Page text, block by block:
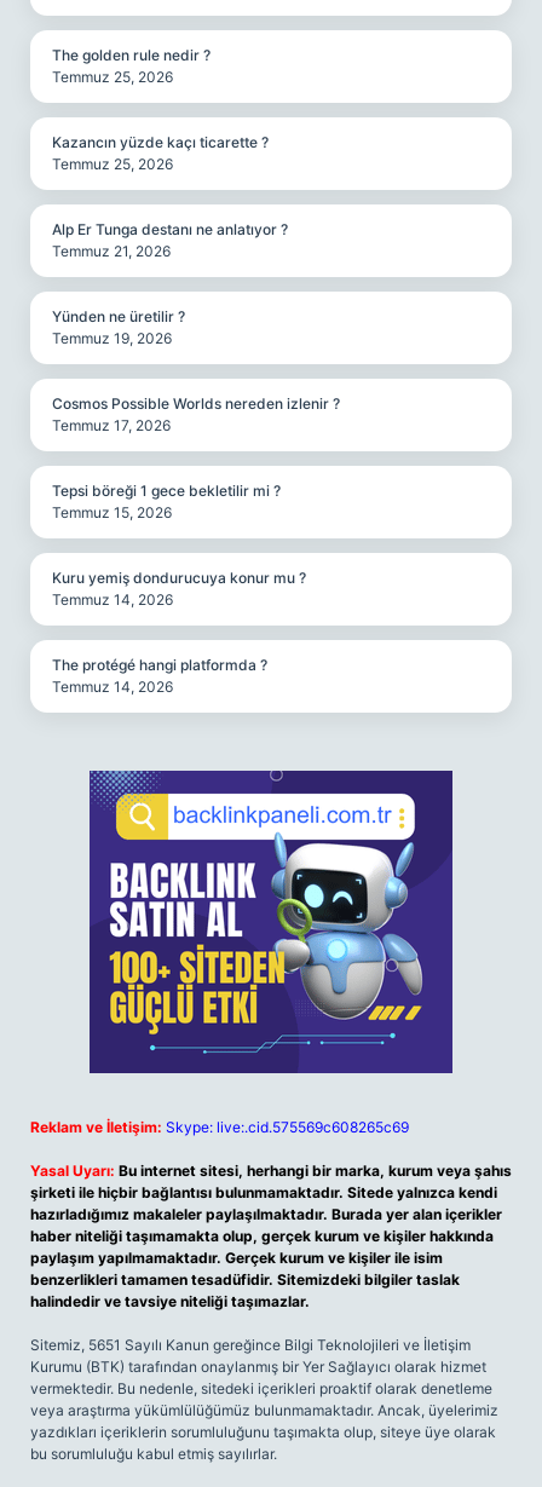
The golden rule nedir ?
Temmuz 25, 2026
Kazancın yüzde kaçı ticarette ?
Temmuz 25, 2026
Alp Er Tunga destanı ne anlatıyor ?
Temmuz 21, 2026
Yünden ne üretilir ?
Temmuz 19, 2026
Cosmos Possible Worlds nereden izlenir ?
Temmuz 17, 2026
Tepsi böreği 1 gece bekletilir mi ?
Temmuz 15, 2026
Kuru yemiş dondurucuya konur mu ?
Temmuz 14, 2026
The protégé hangi platformda ?
Temmuz 14, 2026
Reklam ve İletişim: Skype: live:.cid.575569c608265c69
Yasal Uyarı: Bu internet sitesi, herhangi bir marka, kurum veya şahıs
şirketi ile hiçbir bağlantısı bulunmamaktadır. Sitede yalnızca kendi
hazırladığımız makaleler paylaşılmaktadır. Burada yer alan içerikler
haber niteliği taşımamakta olup, gerçek kurum ve kişiler hakkında
paylaşım yapılmamaktadır. Gerçek kurum ve kişiler ile isim
benzerlikleri tamamen tesadüfidir. Sitemizdeki bilgiler taslak
halindedir ve tavsiye niteliği taşımazlar.
Sitemiz, 5651 Sayılı Kanun gereğince Bilgi Teknolojileri ve İletişim
Kurumu (BTK) tarafından onaylanmış bir Yer Sağlayıcı olarak hizmet
vermektedir. Bu nedenle, sitedeki içerikleri proaktif olarak denetleme
veya araştırma yükümlülüğümüz bulunmamaktadır. Ancak, üyelerimiz
yazdıkları içeriklerin sorumluluğunu taşımakta olup, siteye üye olarak
bu sorumluluğu kabul etmiş sayılırlar.